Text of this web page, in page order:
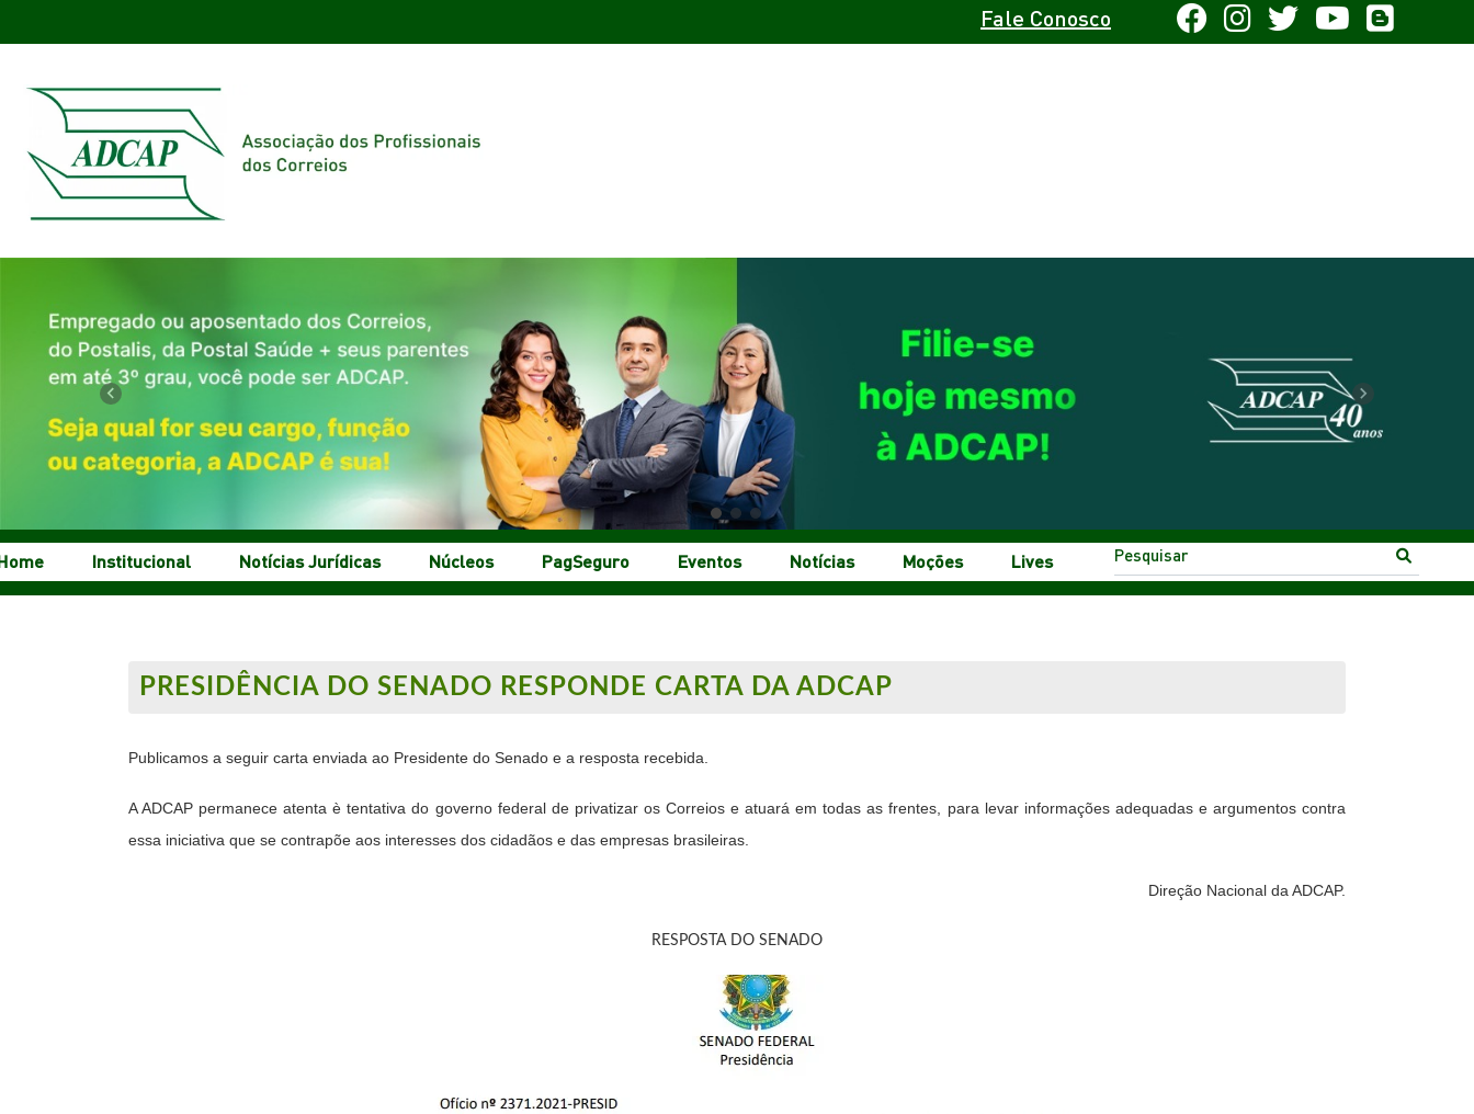
Fale Conosco
Previous Next
Institucional Notícias Jurídicas Núcleos PagSeguro Eventos Notícias Moções Lives
PRESIDÊNCIA DO SENADO RESPONDE CARTA DA ADCAP
Publicamos a seguir carta enviada ao Presidente do Senado e a resposta recebida.
A ADCAP permanece atenta è tentativa do governo federal de privatizar os Correios e atuará em todas as frentes, para levar informações adequadas e argumentos contra
essa iniciativa que se contrapõe aos interesses dos cidadãos e das empresas brasileiras.
Direção Nacional da ADCAP.
RESPOSTA DO SENADO